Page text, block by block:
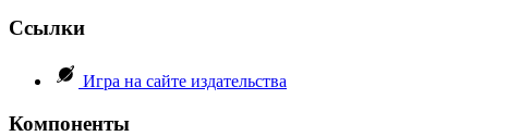
Ссылки
Игра на сайте издательства
Компоненты